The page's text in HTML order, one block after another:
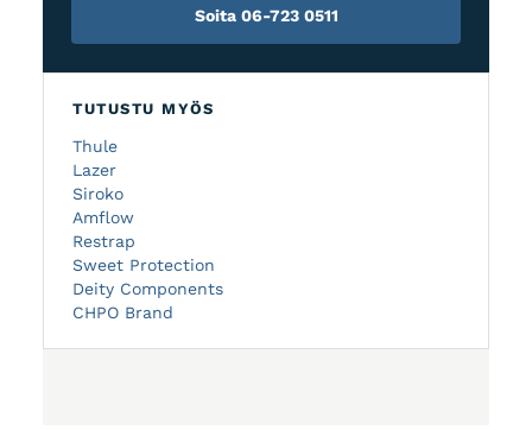
Soita 06-723 0511
TUTUSTU MYÖS
Thule
Lazer
Siroko
Amflow
Restrap
Sweet Protection
Deity Components
CHPO Brand